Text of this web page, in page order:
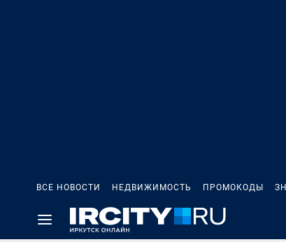
ВСЕ НОВОСТИ НЕДВИЖИМОСТЬ ПРОМОКОДЫ